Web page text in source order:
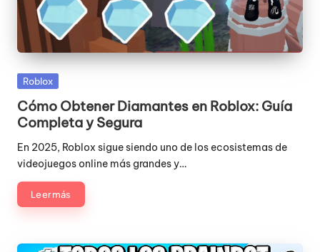
Publicada
Roblox
Cómo Obtener Diamantes en Roblox: Guía
Completa y Segura
En 2025, Roblox sigue siendo uno de los ecosistemas de
videojuegos online más grandes y…
Leer más